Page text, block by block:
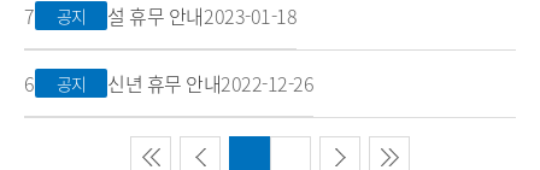
7 공지 설 휴무 안내2023-01-18
6 공지 신년 휴무 안내2022-12-26